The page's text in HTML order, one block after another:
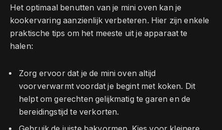
Het optimaal benutten van je mini oven kan je
kookervaring aanzienlijk verbeteren. Hier zijn enkele
praktische tips om het meeste uit je apparaat te
halen:
Zorg ervoor dat je de mini oven altijd
voorverwarmt voordat je begint met koken. Dit
helpt om gerechten gelijkmatig te garen en de
bereidingstijd te verkorten.